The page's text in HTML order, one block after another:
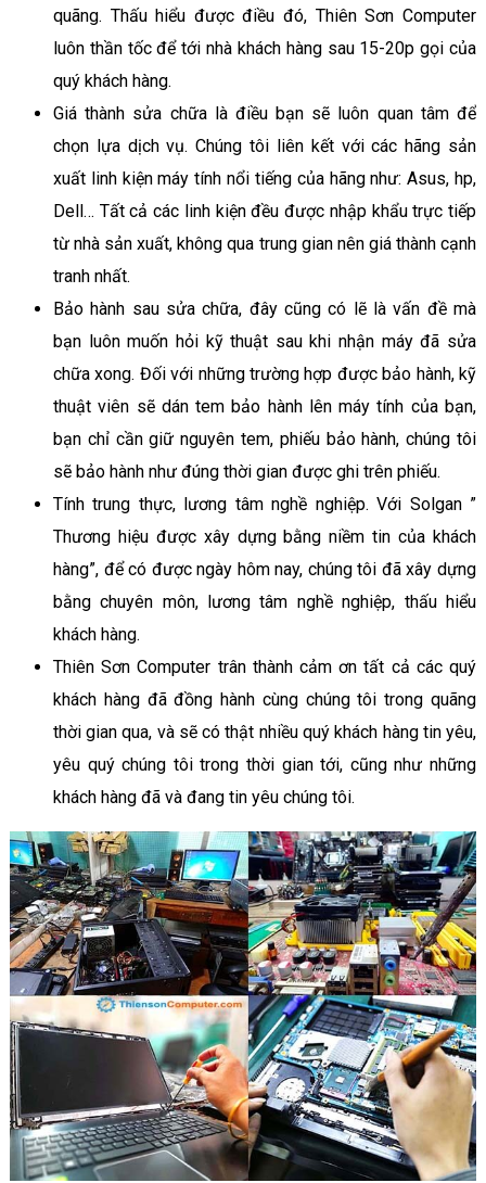
quãng. Thấu hiểu được điều đó, Thiên Sơn Computer
luôn thần tốc để tới nhà khách hàng sau 15-20p gọi của
quý khách hàng.
Giá thành sửa chữa là điều bạn sẽ luôn quan tâm để
chọn lựa dịch vụ. Chúng tôi liên kết với các hãng sản
xuất linh kiện máy tính nổi tiếng của hãng như: Asus, hp,
Dell… Tất cả các linh kiện đều được nhập khẩu trực tiếp
từ nhà sản xuất, không qua trung gian nên giá thành cạnh
tranh nhất.
Bảo hành sau sửa chữa, đây cũng có lẽ là vấn đề mà
bạn luôn muốn hỏi kỹ thuật sau khi nhận máy đã sửa
chữa xong. Đối với những trường hợp được bảo hành, kỹ
thuật viên sẽ dán tem bảo hành lên máy tính của bạn,
bạn chỉ cần giữ nguyên tem, phiếu bảo hành, chúng tôi
sẽ bảo hành như đúng thời gian được ghi trên phiếu.
Tính trung thực, lương tâm nghề nghiệp. Với Solgan ”
Thương hiệu được xây dựng bằng niềm tin của khách
hàng”, để có được ngày hôm nay, chúng tôi đã xây dựng
bằng chuyên môn, lương tâm nghề nghiệp, thấu hiểu
khách hàng.
Thiên Sơn Computer trân thành cảm ơn tất cả các quý
khách hàng đã đồng hành cùng chúng tôi trong quãng
thời gian qua, và sẽ có thật nhiều quý khách hàng tin yêu,
yêu quý chúng tôi trong thời gian tới, cũng như những
khách hàng đã và đang tin yêu chúng tôi.